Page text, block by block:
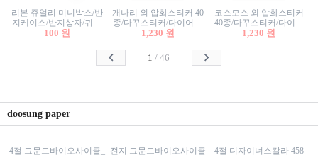
리본 쥬얼리 미니박스/반
지케이스/반지상자/귀걸
이상자/귀걸이박스/악세
100 원
개나리 외 압화스티커 40
종/다꾸스티커/다이어리
꾸미기/꽃스티커/자연물
1,230 원
코스모스 외 압화스티커
40종/다꾸스티커/다이어
리꾸미기/꽃스티커/자연
1,230 원
1 /46
doosung paper
4절 그문드바이오사이클_
전지 그문드바이오사이클
4절 디자이너스칼라 458